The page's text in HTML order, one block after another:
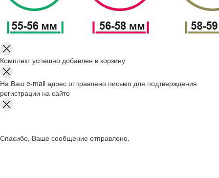
Комплект успешно добавлен в корзину
На Ваш e-mail адрес отправлено письмо для подтверждения
регистрации на сайте
Спасибо, Ваше сообщение отправлено.